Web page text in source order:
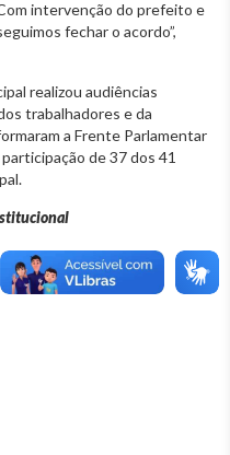
intervenção do prefeito e
fechar o acordo”,
realizou audiências
trabalhadores e da
a Frente Parlamentar
de 37 dos 41